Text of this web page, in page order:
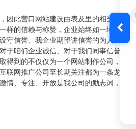
因此营口网站建设由表及里的相当完
样的信赖与称赞，企业始终如一地提供
守信誉、我企业期望讲信誉的为人和办
于咱们企业诚信、对于我们同事信誉的
得到的不仅仅为一个网站制作公司，并
联网推广公司至长期关注都为一条龙服
情、专注、开放是我公司的励志词，得